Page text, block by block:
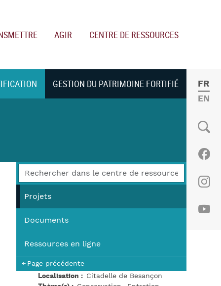
AGIR CENTRE DE RESSOURCES
Social
GESTION DU PATRIMOINE FORTIFIÉ
Projets
Documents
Ressources en ligne
Page précédente
Localisation
Citadelle de Besançon